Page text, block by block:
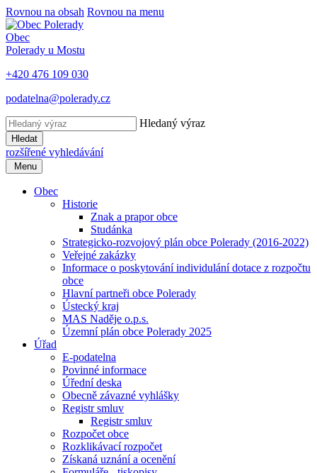
Rovnou na obsah Rovnou na menu
Obec
Polerady u Mostu
+420 476 109 030
podatelna@polerady.cz
Hledaný výraz
Hledat
rozšířené vyhledávání
Menu
Obec
Historie
Znak a prapor obce
Studánka
Strategicko-rozvojový plán obce Polerady (2016-2022)
Veřejné zakázky
Informace o poskytování individulání dotace z rozpočtu
obce
Hlavní partneři obce Polerady
Ústecký kraj
MAS Naděje o.p.s.
Územní plán obce Polerady 2025
Úřad
E-podatelna
Povinné informace
Úřední deska
Obecně závazné vyhlášky
Registr smluv
Registr smluv
Rozpočet obce
Rozklikávací rozpočet
Získaná uznání a ocenění